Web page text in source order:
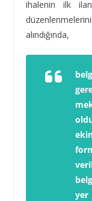
ihalenin ilk
alındığında,